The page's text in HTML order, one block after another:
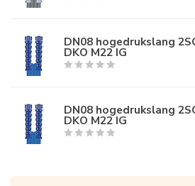
DN08 hogedrukslang
DKO M22 IG
DN08 hogedrukslang
DKO M22 IG